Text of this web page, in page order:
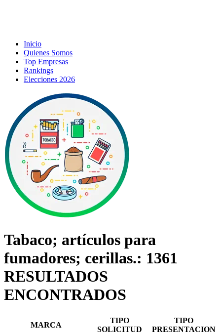
Inicio
Quienes Somos
Top Empresas
Rankings
Elecciones 2026
Tabaco; artículos para
fumadores; cerillas.: 1361
RESULTADOS
ENCONTRADOS
MARCA
TIPO
SOLICITUD
TIPO
PRESENTACION